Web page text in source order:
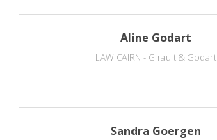
Aline Godart
LAW CAIRN - Girault & Godart
Sandra Goergen